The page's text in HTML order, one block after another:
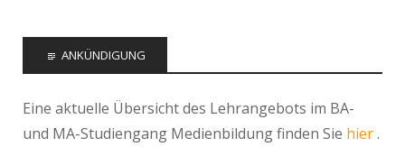
ANKÜNDIGUNG
Eine aktuelle Übersicht des Lehrangebots im BA-
und MA-Studiengang Medienbildung finden Sie hier.